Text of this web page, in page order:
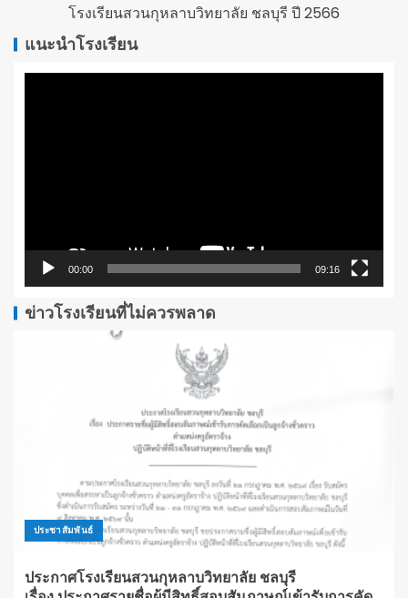
โรงเรียนสวนกุหลาบวิทยาลัย ชลบุรี ปี 2566
แนะนำโรงเรียน
00:00 09:16
ข่าวโรงเรียนที่ไม่ควรพลาด
ประชาสัมพันธ์
ประกาศโรงเรียนสวนกุหลาบวิทยาลัย ชลบุรี